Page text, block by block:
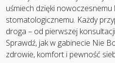
uśmiech dzięki nowoczesnemu
stomatologicznemu. Każdy
droga – od pierwszej
Sprawdź, jak w gabinecie Nie
zdrowie, komfort i pewność
Przed